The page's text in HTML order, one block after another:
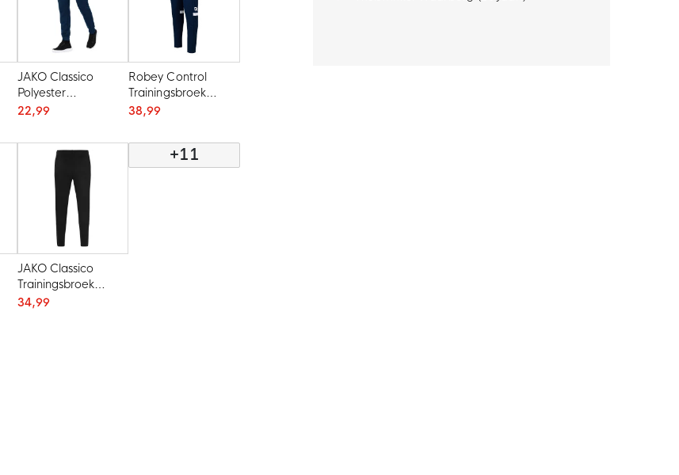
JAKO Classico
Polyester
Trainingsbroek
22,99
Robey Control
Trainingsbroek
Donkerblauw
38,99
JAKO Classico
Trainingsbroek
Zwart
34,99
+11